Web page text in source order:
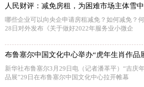
人民财评：减免房租，为困难市场主体雪
哪些企业可以向央企申请房租减免？如何减免？
28日对外发布《关于做好2022年服务业小微企
布鲁塞尔中国文化中心举办“虎年生肖作品
新华社布鲁塞尔3月29日电（记者潘革平）“吉
品展”29日在布鲁塞尔中国文化中心拉开帷幕